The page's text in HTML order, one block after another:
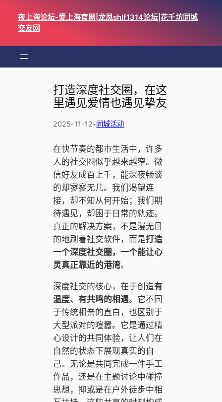
容
夜上海论坛-爱上海官网|龙凤shlf1314论坛|花千坊同城
交友网
打造深度社交圈，在这
里遇见爱情也遇见挚友
2025-11-12- 同城活动
在快节奏的都市生活中，许多
人的社交圈似乎越来越窄。微
信好友成百上千，能深夜畅谈
的却寥寥无几。我们渴望连
接，却不知从何开始；我们期
待遇见，却困于日常的轨迹。
真正的解决方案，不是漫无目
的地刷着社交软件，而是打造
一个深度社交圈，一个能让心
灵真正靠近的港湾。
深度社交的核心，在于创造有
温度、有共鸣的相遇。它不同
于传统相亲的直白，也区别于
大型派对的喧嚣。它是通过精
心设计的共同体验，让人们在
自然的状态下展现真实的自
己。无论是共同完成一件手工
作品，还是在主题讨论中碰撞
思想，抑或是在户外徒步中相